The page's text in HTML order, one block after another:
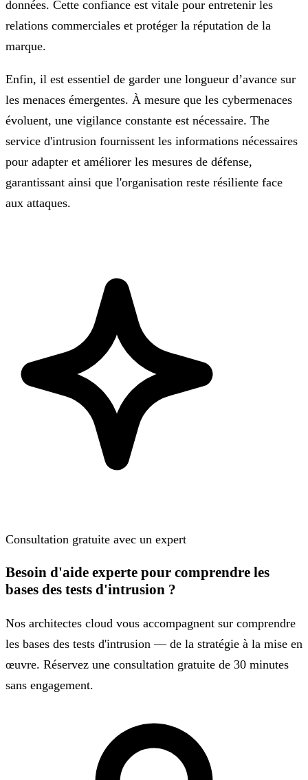
données. Cette confiance est vitale pour entretenir les
relations commerciales et protéger la réputation de la
marque.
Enfin, il est essentiel de garder une longueur d’avance sur
les menaces émergentes. À mesure que les cybermenaces
évoluent, une vigilance constante est nécessaire. The
service d'intrusion fournissent les informations nécessaires
pour adapter et améliorer les mesures de défense,
garantissant ainsi que l'organisation reste résiliente face
aux attaques.
Consultation gratuite avec un expert
Besoin d'aide experte pour comprendre les
bases des tests d'intrusion ?
Nos architectes cloud vous accompagnent sur comprendre
les bases des tests d'intrusion — de la stratégie à la mise en
œuvre. Réservez une consultation gratuite de 30 minutes
sans engagement.